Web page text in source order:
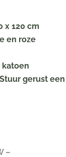
x 120 cm
en roze
katoen
gerust
–